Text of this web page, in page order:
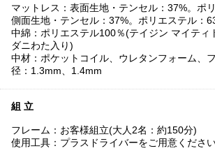
マットレス：表面生地・テンセル：37%。ポ
側面生地・テンセル：37%。ポリエステル：
中綿：ポリエステル100％(テイジン マイティ
ダニわた入り)
中材：ポケットコイル、ウレタンフォーム、
径：1.3mm、1.4mm
組 立
フレーム：お客様組立(大人2名：約150分)
使用工具：プラスドライバーをご用意ください